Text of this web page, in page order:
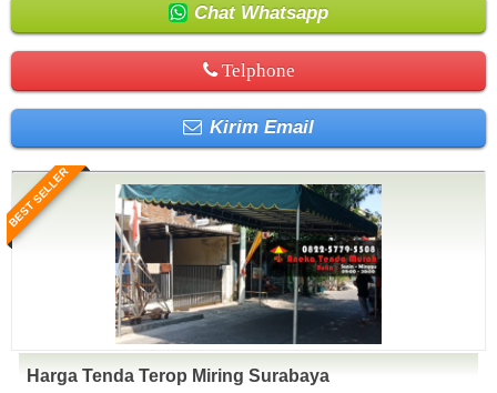
Chat Whatsapp
Telphone
Kirim Email
BEST SELLER
Harga Tenda Terop Miring Surabaya